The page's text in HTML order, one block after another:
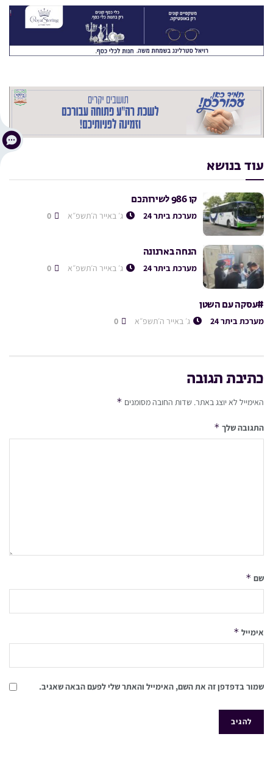
עוד בנושא
קו 986 לשירותכם
מערכת ביתר 24 ג׳ באייר ה׳תשפ״א
הנחה בארנונה
מערכת ביתר 24 ג׳ באייר ה׳תשפ״א
#עסקה עם השטן
מערכת ביתר 24 ג׳ באייר ה׳תשפ״א
כתיבת תגובה
האימייל לא יוצג באתר. שדות החובה מסומנים *
התגובה שלך *
שם *
אימייל *
שמור בדפדפן זה את השם, האימייל והאתר שלי לפעם הבאה שאגיב.